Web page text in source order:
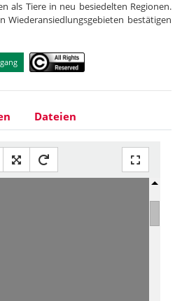
als Tiere in neu besiedelten Regionen.
Wiederansiedlungsgebieten bestätigen
Dateien